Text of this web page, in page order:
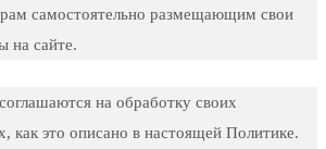
самостоятельно размещающим свои
на сайте.
на обработку своих
как это описано в настоящей Политике.